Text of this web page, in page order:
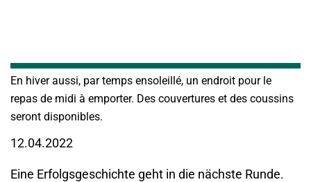
En hiver aussi, par temps ensoleillé, un endroit pour le
repas de midi à emporter. Des couvertures et des coussins
seront disponibles.
12.04.2022
Eine Erfolgsgeschichte geht in die nächste Runde.